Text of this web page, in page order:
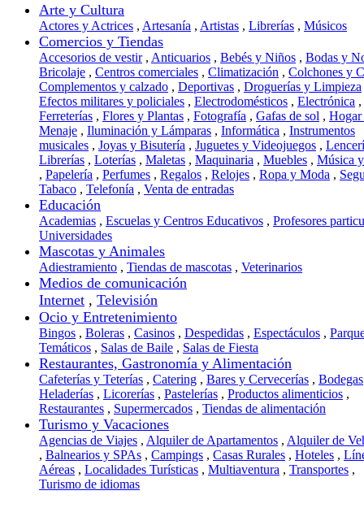
Arte y Cultura
Actores y Actrices , Artesanía , Artistas , Librerías , Músicos
Comercios y Tiendas
Accesorios de vestir, Anticuarios , Bebés y Niños , Bodas y
Bricolaje , Centros comerciales , Climatización , Colchones y
Complementos y calzado , Deportivas , Droguerías y Limpieza
Efectos militares y policiales , Electrodomésticos , Electrónica ,
Ferreterías , Flores y Plantas , Fotografía , Gafas de sol ,
Menaje , Iluminación y Lámparas , Informática , Instrumentos
musicales , Joyas y Bisutería , Juguetes y Videojuegos ,
Librerías , Loterías , Maletas , Maquinaria , Muebles , Música
, Papelería , Perfumes , Regalos , Relojes , Ropa y Moda ,
Tabaco , Telefonía , Venta de entradas
Educación
Academias , Escuelas y Centros Educativos , Profesores
Universidades
Mascotas y Animales
Adiestramiento , Tiendas de mascotas , Veterinarios
Medios de comunicación
Internet , Televisión
Ocio y Entretenimiento
Bingos , Boleras , Casinos , Despedidas , Espectáculos ,
Temáticos , Salas de Baile , Salas de Fiesta
Restaurantes, Gastronomía y Alimentación
Cafeterías y Teterías , Catering , Bares y Cervecerías , Bodegas
Heladerías , Licorerías , Pastelerías , Productos alimenticios ,
Restaurantes , Supermercados , Tiendas de alimentación
Turismo y Vacaciones
Agencias de Viajes , Alquiler de Apartamentos , Alquiler de
, Balnearios y SPAs , Campings , Casas Rurales , Hoteles ,
Aéreas , Localidades Turísticas , Multiaventura , Transportes ,
Turismo de idiomas